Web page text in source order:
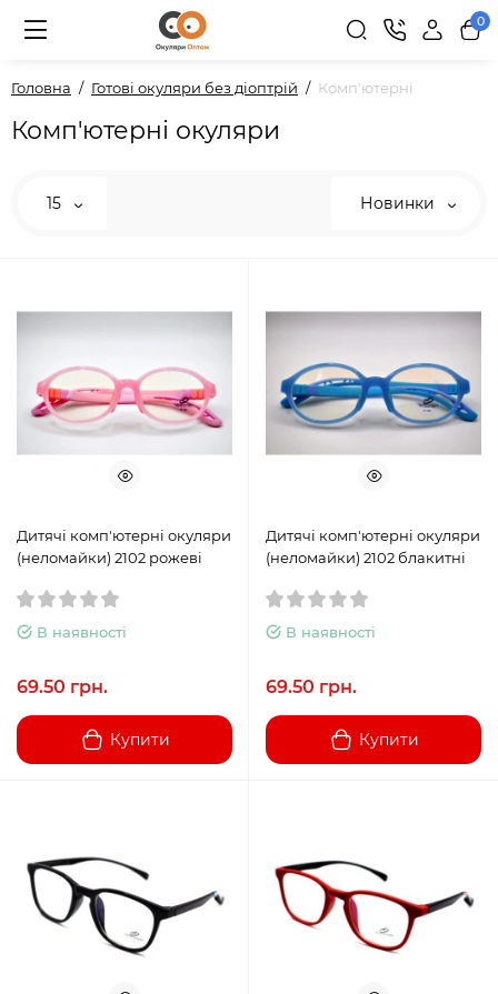
0
Головна Готові окуляри без діоптрій Комп'ютерні
Комп'ютерні окуляри
15 Новинки
Дитячі комп'ютерні окуляри
(неломайки) 2102 рожеві
В наявності
69.50 грн.
Купити
Дитячі комп'ютерні окуляри
(неломайки) 2102 блакитні
В наявності
69.50 грн.
Купити